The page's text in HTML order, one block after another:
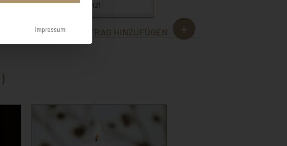
Joachim und Marlies Fenzl
EINTRAG HINZUFÜGEN
Impressum